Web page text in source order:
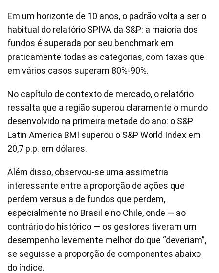
Em um horizonte de 10 anos, o padrão volta a ser o
habitual do relatório SPIVA da S&P: a maioria dos
fundos é superada por seu benchmark em
praticamente todas as categorias, com taxas que
em vários casos superam 80%-90%.
No capítulo de contexto de mercado, o relatório
ressalta que a região superou claramente o mundo
desenvolvido na primeira metade do ano: o S&P
Latin America BMI superou o S&P World Index em
20,7 p.p. em dólares.
Além disso, observou-se uma assimetria
interessante entre a proporção de ações que
perdem versus a de fundos que perdem,
especialmente no Brasil e no Chile, onde — ao
contrário do histórico — os gestores tiveram um
desempenho levemente melhor do que “deveriam”,
se seguisse a proporção de componentes abaixo
do índice.